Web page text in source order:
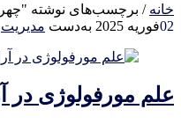
خانه / برچسب‌های نوشته
02فوریه 2025 به‌دست مدیریت
علم مورفولوژی